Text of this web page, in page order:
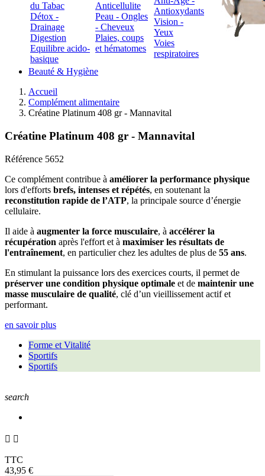
du Tabac
Détox -
Drainage
Digestion
Equilibre acido-
basique
Anticellulite
Peau - Ongles
- Cheveux
Plaies, coups
et hématomes
Antioxydants
Vision -
Yeux
Voies
respiratoires
Beauté & Hygiène
Accueil
Complément alimentaire
Créatine Platinum 408 gr - Mannavital
Créatine Platinum 408 gr - Mannavital
Référence 5652
Ce complément contribue à améliorer la performance physique
lors d'efforts brefs, intenses et répétés, en soutenant la
reconstitution rapide de l’ATP, la principale source d’énergie
cellulaire.
Il aide à augmenter la force musculaire, à accélérer la
récupération après l'effort et à maximiser les résultats de
l'entraînement, en particulier chez les adultes de plus de 55 ans.
En stimulant la puissance lors des exercices courts, il permet de
préserver une condition physique optimale et de maintenir une
masse musculaire de qualité, clé d’un vieillissement actif et
performant.
en savoir plus
Forme et Vitalité
Sportifs
Sportifs
search
 
TTC
43,95 €